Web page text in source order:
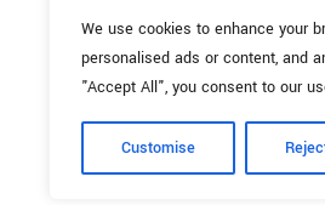
We use cookies to enhance your
personalised ads or content, and
"Accept All", you consent to our
Customise
© 2025. Eurotubes